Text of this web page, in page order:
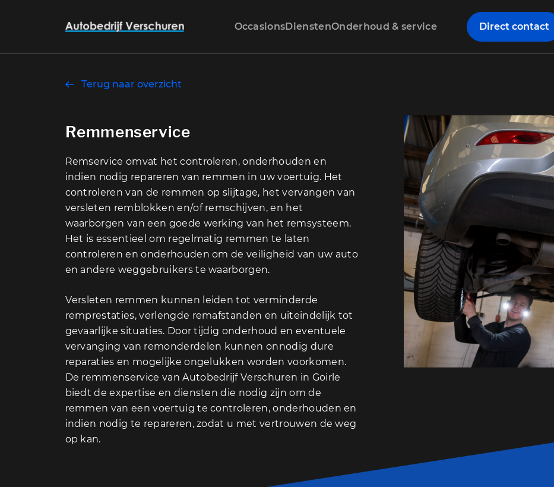
OccasionsDienstenOnderhoud & service Direct contact
Terug naar overzicht
Remmenservice
Remservice omvat het controleren, onderhouden en
indien nodig repareren van remmen in uw voertuig. Het
controleren van de remmen op slijtage, het vervangen van
versleten remblokken en/of remschijven, en het
waarborgen van een goede werking van het remsysteem.
Het is essentieel om regelmatig remmen te laten
controleren en onderhouden om de veiligheid van uw auto
en andere weggebruikers te waarborgen.
Versleten remmen kunnen leiden tot verminderde
remprestaties, verlengde remafstanden en uiteindelijk tot
gevaarlijke situaties. Door tijdig onderhoud en eventuele
vervanging van remonderdelen kunnen onnodig dure
reparaties en mogelijke ongelukken worden voorkomen.
De remmenservice van Autobedrijf Verschuren in Goirle
biedt de expertise en diensten die nodig zijn om de
remmen van een voertuig te controleren, onderhouden en
indien nodig te repareren, zodat u met vertrouwen de weg
op kan.